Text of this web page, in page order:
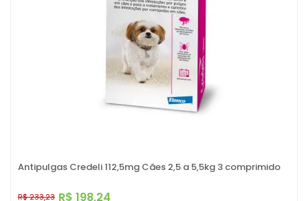
Antipulgas Credeli 112,5mg Cães 2,5 a 5,5kg 3 comprimido
R$ 198,24
R$ 233,23